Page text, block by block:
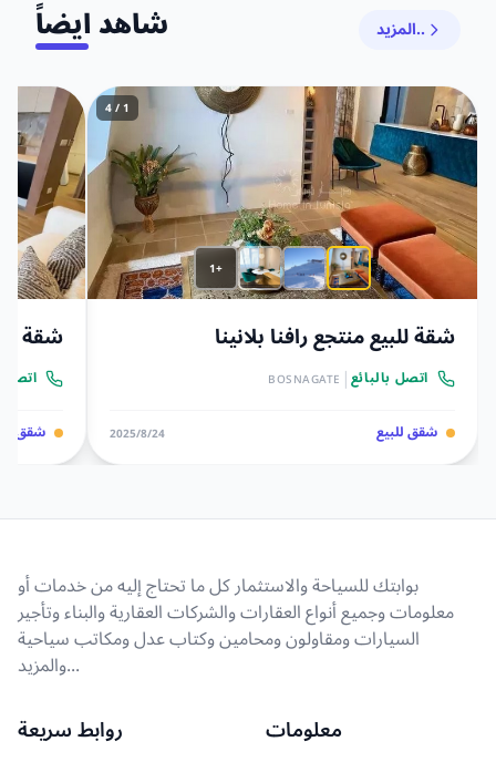
شاهد ايضاً المزيد..
+1
1 / 4
شقة للبيع منتجع رافنا بلانينا
اتصل بالبائع|
BOSNAGATE
شقق للبيع 24‏/8‏/2025
شقة
اتصل
شقق
بوابتك للسياحة والاستثمار كل ما تحتاج إليه من خدمات أو
معلومات وجميع أنواع العقارات والشركات العقارية والبناء وتأجير
السيارات ومقاولون ومحامين وكتاب عدل ومكاتب سياحية
والمزيد...
روابط سريعة معلومات